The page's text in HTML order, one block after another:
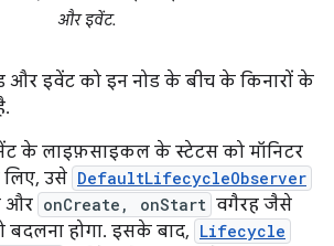
और इवेंट.
और इवेंट को इन नोड के बीच के किनारों के
के लाइफ़साइकल के स्टेटस को मॉनिटर
उसे DefaultLifecycleObserver
और onCreate, onStart वगैरह जैसे
होगा. इसके बाद, Lifecycle